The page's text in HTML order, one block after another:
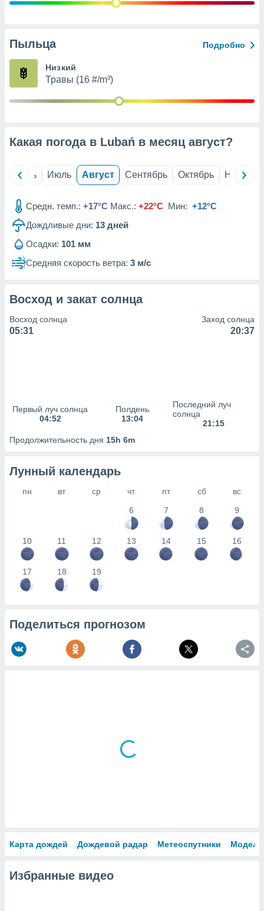
рекламы
сведения
Пыльца Подробно
Низкий
Травы (16 #/m³)
Какая погода в Lubań в месяц август?
Июнь Июль Август Сентябрь Октябрь Ноябрь
Средн. темп.: +17°C Макс.: +22°C Мин: +12°C
Дождливые дни: 13 дней
Осадки: 101 мм
Средняя скорость ветра: 3 м/с
Восход и закат солнца
Восход солнца
05:31
Заход солнца
20:37
Первый луч солнца
04:52
Полдень
13:04
Последний луч
солнца
21:15
Продолжительность дня 15h 6m
Лунный календарь
пн вт ср чт пт сб
вс
6
7 8 9
10 11 12 13 14 15 16
17 18 19
Поделиться прогнозом
Карта дождей Дождевой радар Метеоспутники Модели
Избранные видео